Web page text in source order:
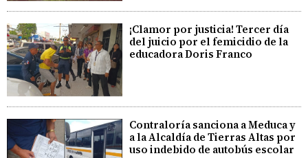
¡Clamor por justicia! Tercer día
del juicio por el femicidio de la
educadora Doris Franco
Contraloría sanciona a Meduca y
a la Alcaldía de Tierras Altas por
uso indebido de autobús escolar